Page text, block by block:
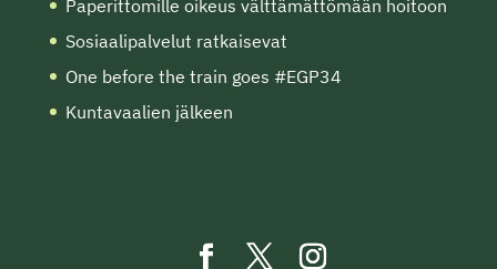
Paperittomille oikeus välttämättömään hoitoon
Sosiaalipalvelut ratkaisevat
One before the train goes #EGP34
Kuntavaalien jälkeen